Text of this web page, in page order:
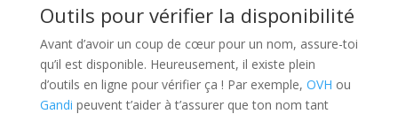
Outils pour vérifier la disponibilité
Avant d’avoir un coup de cœur pour un nom, assure-toi
qu’il est disponible. Heureusement, il existe plein
d’outils en ligne pour vérifier ça ! Par exemple, OVH ou
Gandi peuvent t’aider à t’assurer que ton nom tant